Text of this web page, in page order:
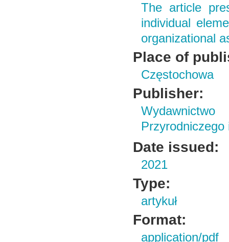
The article
individual
organizational
Place of
Częstochowa
Publisher:
Przyrodniczego
Date issued:
2021
Type:
artykuł
Format:
application/pdf